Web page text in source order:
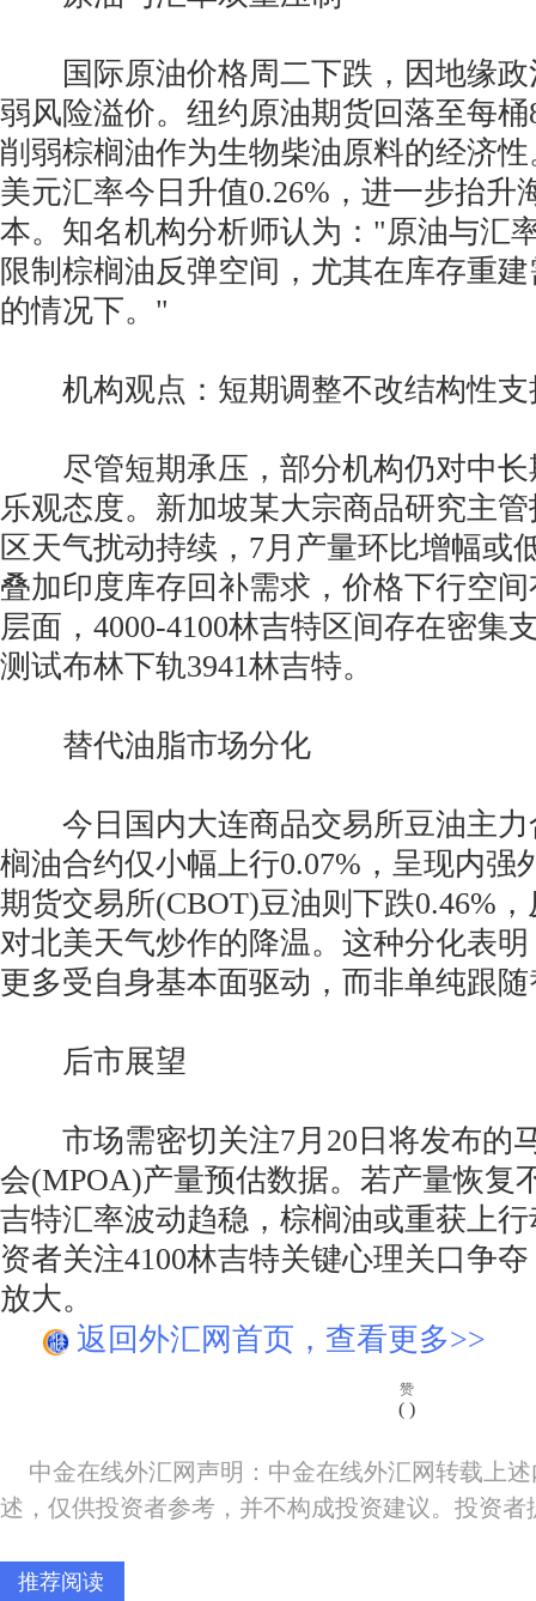
国际原油价格周二下跌，因地缘政
弱风险溢价。纽约原油期货回落至每
削弱棕榈油作为生物柴油原料的经济
美元汇率今日升值0.26%，进一步抬升
本。知名机构分析师认为："原油与汇
限制棕榈油反弹空间，尤其在库存重
的情况下。"
机构观点：短期调整不改结构性支
尽管短期承压，部分机构仍对中长
乐观态度。新加坡某大宗商品研究主
区天气扰动持续，7月产量环比增幅或
叠加印度库存回补需求，价格下行空
层面，4000-4100林吉特区间存在密集
测试布林下轨3941林吉特。
替代油脂市场分化
今日国内大连商品交易所豆油主力
榈油合约仅小幅上行0.07%，呈现内强
期货交易所(CBOT)豆油则下跌0.46%
对北美天气炒作的降温。这种分化表
更多受自身基本面驱动，而非单纯跟
后市展望
市场需密切关注7月20日将发布的
会(MPOA)产量预估数据。若产量恢复
吉特汇率波动趋稳，棕榈油或重获上
资者关注4100林吉特关键心理关口争
放大。
返回外汇网首页，查看更多>>
赞
( )
中金在线外汇网声明：中金在线外汇网转载上
述，仅供投资者参考，并不构成投资建议。投资
推荐阅读